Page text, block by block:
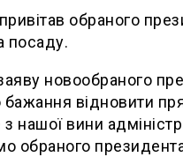
обраного
посаду.
новообраного
відновити
з нашої вини
обраного